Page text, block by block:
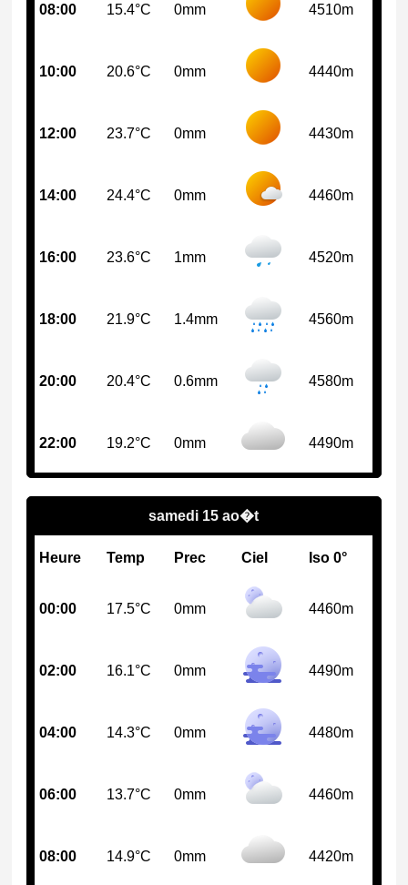
08:00 15.4°C 0mm 4510m
10:00 20.6°C 0mm 4440m
12:00 23.7°C 0mm 4430m
14:00 24.4°C 0mm 4460m
16:00 23.6°C 1mm 4520m
18:00 21.9°C 1.4mm 4560m
20:00 20.4°C 0.6mm 4580m
22:00 19.2°C 0mm 4490m
samedi 15 ao�t
Heure Temp Prec Ciel Iso 0°
00:00 17.5°C 0mm 4460m
02:00 16.1°C 0mm 4490m
04:00 14.3°C 0mm 4480m
06:00 13.7°C 0mm 4460m
08:00 14.9°C 0mm 4420m